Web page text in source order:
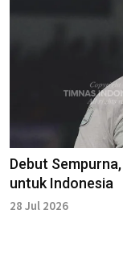
Debut
untuk Indonesia
28 Jul 2026